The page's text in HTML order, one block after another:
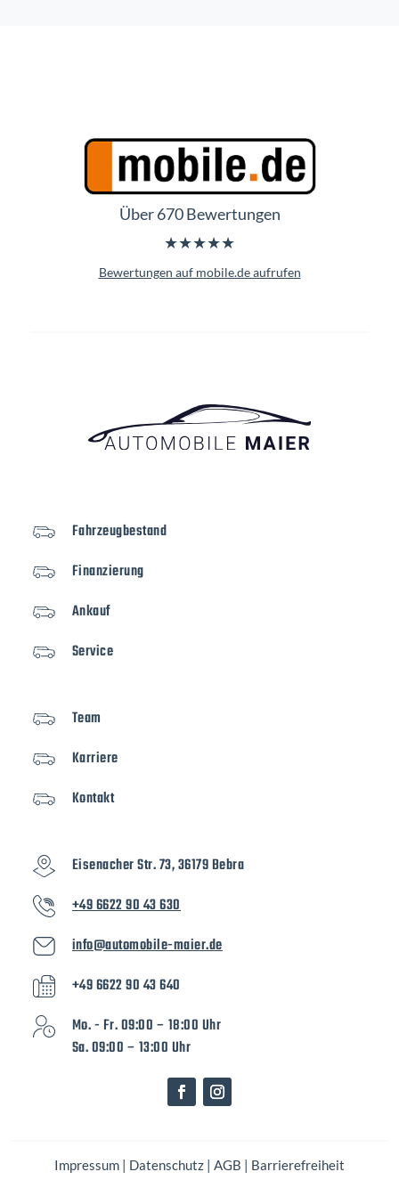
Über 670 Bewertungen
★★★★★
Bewertungen auf mobile.de aufrufen
Fahrzeugbestand
Finanzierung
Ankauf
Service
Team
Karriere
Kontakt
Eisenacher Str. 73, 36179 Bebra
+49 6622 90 43 630
info@automobile-maier.de
+49 6622 90 43 640
Mo. - Fr. 09:00 – 18:00 Uhr
Sa. 09:00 – 13:00 Uhr
Impressum | Datenschutz | AGB | Barrierefreiheit